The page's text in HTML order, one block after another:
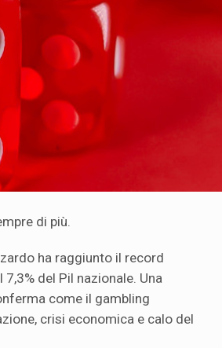
di più.
ha raggiunto il record
del Pil nazionale. Una
come il gambling
crisi economica e calo del